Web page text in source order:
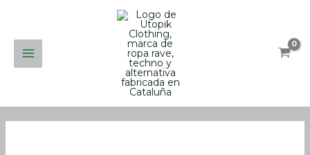
contenido